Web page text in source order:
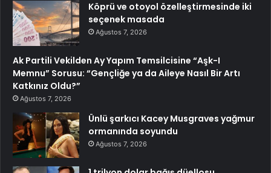
Köprü ve otoyol özelleştirmesinde iki
seçenek masada
Ağustos 7, 2026
Ak Partili Vekilden Ay Yapım Temsilcisine “Aşk-I
Memnu” Sorusu: “Gençliğe ya da Aileye Nasıl Bir Artı
Katkınız Oldu?”
Ağustos 7, 2026
Ünlü şarkıcı Kacey Musgraves yağmur
ormanında soyundu
Ağustos 7, 2026